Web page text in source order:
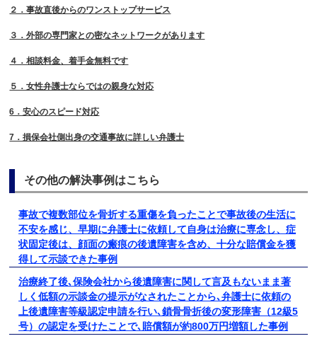
２．事故直後からのワンストップサービス
３．外部の専門家との密なネットワークがあります
４．相談料金、着手金無料です
５．女性弁護士ならではの親身な対応
6．安心のスピード対応
7．損保会社側出身の交通事故に詳しい弁護士
その他の解決事例はこちら
事故で複数部位を骨折する重傷を負ったことで事故後の生活に
不安を感じ、早期に弁護士に依頼して自身は治療に専念し、症
状固定後は、顔面の瘢痕の後遺障害を含め、十分な賠償金を獲
得して示談できた事例
治療終了後､保険会社から後遺障害に関して言及もないまま著
しく低額の示談金の提示がなされたことから､弁護士に依頼の
上後遺障害等級認定申請を行い､鎖骨骨折後の変形障害（12級5
号）の認定を受けたことで､賠償額が約800万円増額した事例